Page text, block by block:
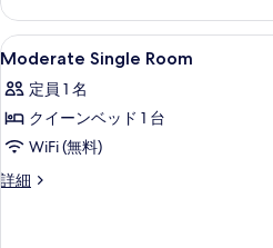
条
件
写
真
を
表
示
す
詳
細
Moderate
Single
Room
の
す
べ
17
Moderate Single Room
定員 1 名
クイーンベッド 1 台
WiFi (無料)
詳細
Moderate